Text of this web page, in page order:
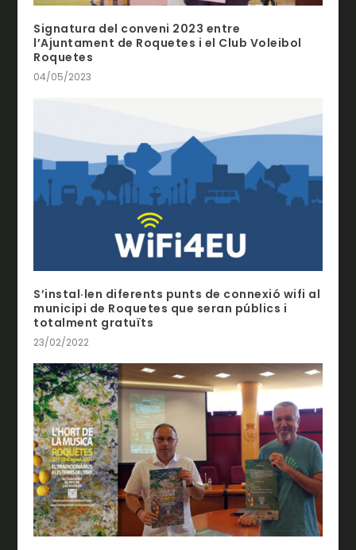
Signatura del conveni 2023 entre
l’Ajuntament de Roquetes i el Club Voleibol
Roquetes
04/05/2023
S’instal·len diferents punts de connexió wifi al
municipi de Roquetes que seran públics i
totalment gratuïts
23/02/2022